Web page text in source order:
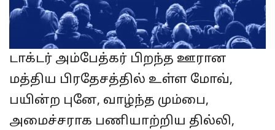
டாக்டர் அம்பேத்கர் பிறந்த ஊரான
மத்திய பிரதேசத்தில் உள்ள மோவ்,
பயின்ற புனே, வாழ்ந்த மும்பை,
அமைச்சராக பணியாற்றிய தில்லி,